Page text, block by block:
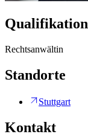
Qualifikation
Rechtsanwältin
Standorte
Stuttgart
Kontakt